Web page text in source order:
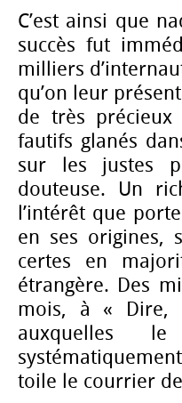
C’est ainsi que
succès fut
milliers
qu’on leur
de très précieux
fautifs glanés
sur les justes
douteuse. Un
l’intérêt que
en ses origines,
certes en
étrangère. Des
mois, à « Dire,
auxquelles
toile le courrier